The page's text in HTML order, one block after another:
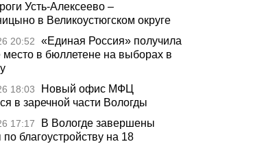
Усть-Алексеево –
в Великоустюгском округе
20:52
«Единая Россия» получила
место в бюллетене на выборах в
18:03
Новый офис МФЦ
в заречной части Вологды
17:17
В Вологде завершены
благоустройству на 18